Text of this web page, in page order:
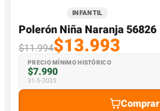
INFANTIL
Polerón Niña Naranja 56826
$11.994$13.993
PRECIO MÍNIMO HISTÓRICO
$7.990
31-5-2025
Comprar